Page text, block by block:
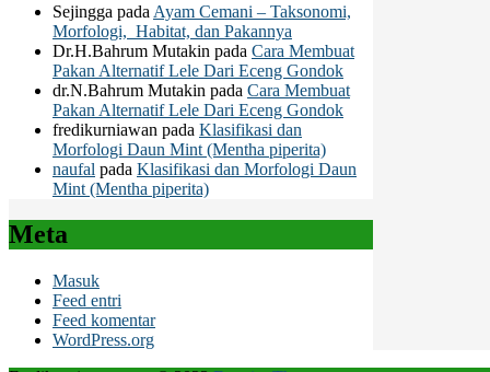
Sejingga pada Ayam Cemani – Taksonomi,
Morfologi, Habitat, dan Pakannya
Dr.H.Bahrum Mutakin pada Cara Membuat
Pakan Alternatif Lele Dari Eceng Gondok
dr.N.Bahrum Mutakin pada Cara Membuat
Pakan Alternatif Lele Dari Eceng Gondok
fredikurniawan pada Klasifikasi dan
Morfologi Daun Mint (Mentha piperita)
naufal pada Klasifikasi dan Morfologi Daun
Mint (Mentha piperita)
Meta
Masuk
Feed entri
Feed komentar
WordPress.org